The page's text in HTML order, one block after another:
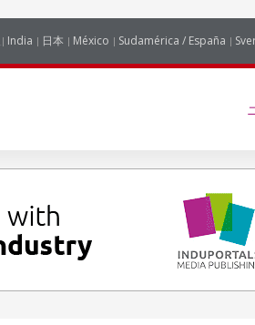
India 日本 México Sudamérica / España